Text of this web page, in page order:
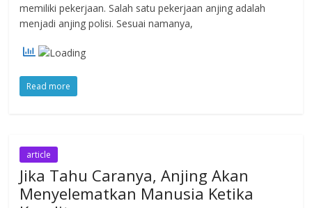
memiliki pekerjaan. Salah satu pekerjaan anjing adalah
menjadi anjing polisi. Sesuai namanya,
Read more
article
Jika Tahu Caranya, Anjing Akan
Menyelematkan Manusia Ketika